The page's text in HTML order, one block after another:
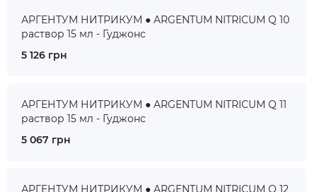
АРГЕНТУМ НИТРИКУМ ● ARGENTUM NITRICUM Q 10
раствор 15 мл - Гуджонс
5 126 грн
АРГЕНТУМ НИТРИКУМ ● ARGENTUM NITRICUM Q 11
раствор 15 мл - Гуджонс
5 067 грн
АРГЕНТУМ НИТРИКУМ ● ARGENTUM NITRICUM Q 12